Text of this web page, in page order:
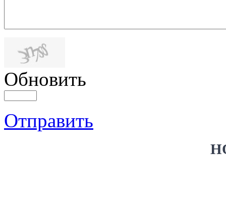
Обновить
Отправить